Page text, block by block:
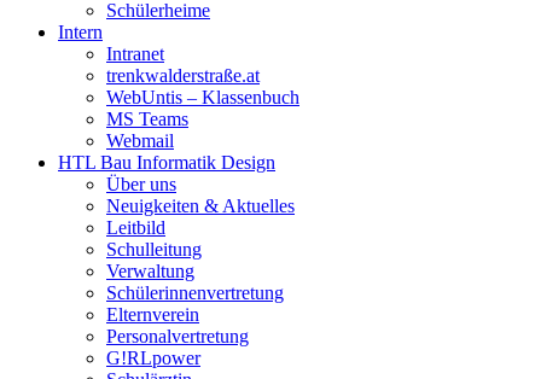
Schülerheime
Intern
Intranet
trenkwalderstraße.at
WebUntis – Klassenbuch
MS Teams
Webmail
HTL Bau Informatik Design
Über uns
Neuigkeiten & Aktuelles
Leitbild
Schulleitung
Verwaltung
Schülerinnenvertretung
Elternverein
Personalvertretung
G!RLpower